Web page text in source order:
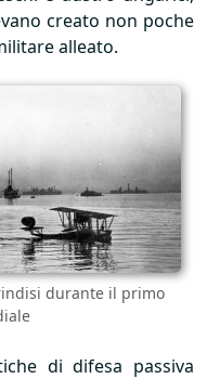
creato non poche
alleato.
durante il primo
di difesa passiva